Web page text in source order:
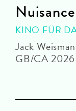
KINO FÜR
Jack
GB/CA